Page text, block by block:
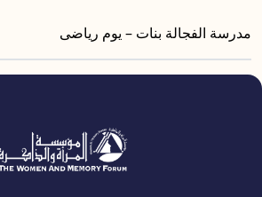
مدرسة الفجالة بنات – يوم رياضى